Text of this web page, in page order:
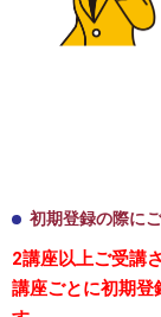
初期登録の際に
2講座以上ご受講
講座ごとに初期登